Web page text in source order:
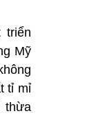
triển
Mỹ
tỉ mỉ
thừa